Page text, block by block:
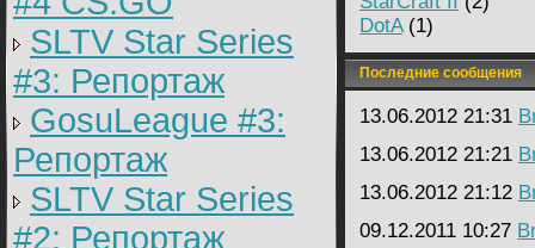
SLTV Star Series
#3: Репортаж
GosuLeague #3:
Репортаж
SLTV Star Series
#2: Репортаж
DotA(1)
Последние сообщения
13.06.2012 21:31
13.06.2012 21:21
13.06.2012 21:12
09.12.2011 10:27